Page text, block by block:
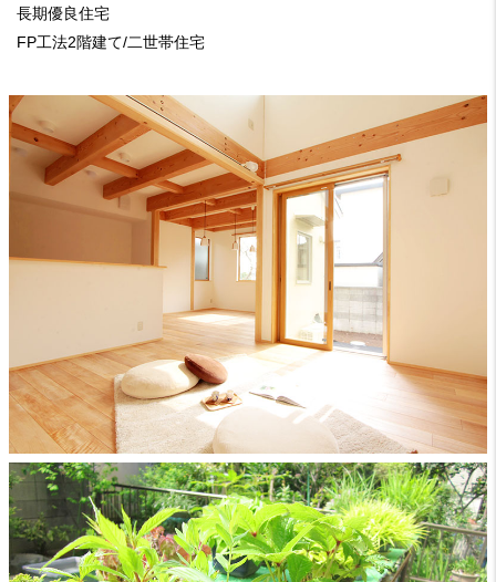
長期優良住宅
FP工法2階建て/二世帯住宅